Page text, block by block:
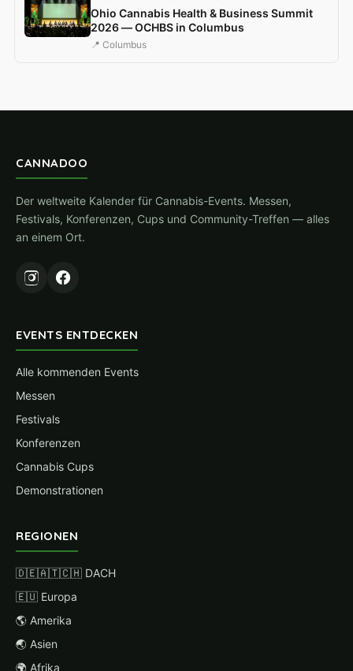
Ohio Cannabis Health & Business Summit
2026 — OCHBS in Columbus
📍 Columbus
CANNADOO
Der weltweite Kalender für Cannabis-Events. Messen,
Festivals, Konferenzen, Cups und Community-Treffen — alles
an einem Ort.
EVENTS ENTDECKEN
Alle kommenden Events
Messen
Festivals
Konferenzen
Cannabis Cups
Demonstrationen
REGIONEN
🇩🇪🇦🇹🇨🇭 DACH
🇪🇺 Europa
🌎 Amerika
🌏 Asien
🌍 Afrika